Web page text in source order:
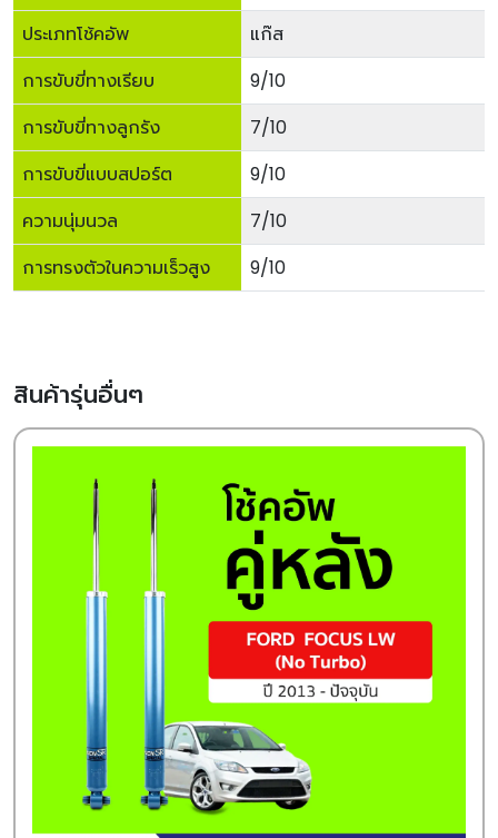
ประเภทโช้คอัพ
แก๊ส
การขับขี่ทางเรียบ
9/10
การขับขี่ทางลูกรัง
7/10
การขับขี่แบบสปอร์ต
9/10
ความนุ่มนวล
7/10
การทรงตัวในความเร็วสูง
9/10
สินค้ารุ่นอื่นๆ